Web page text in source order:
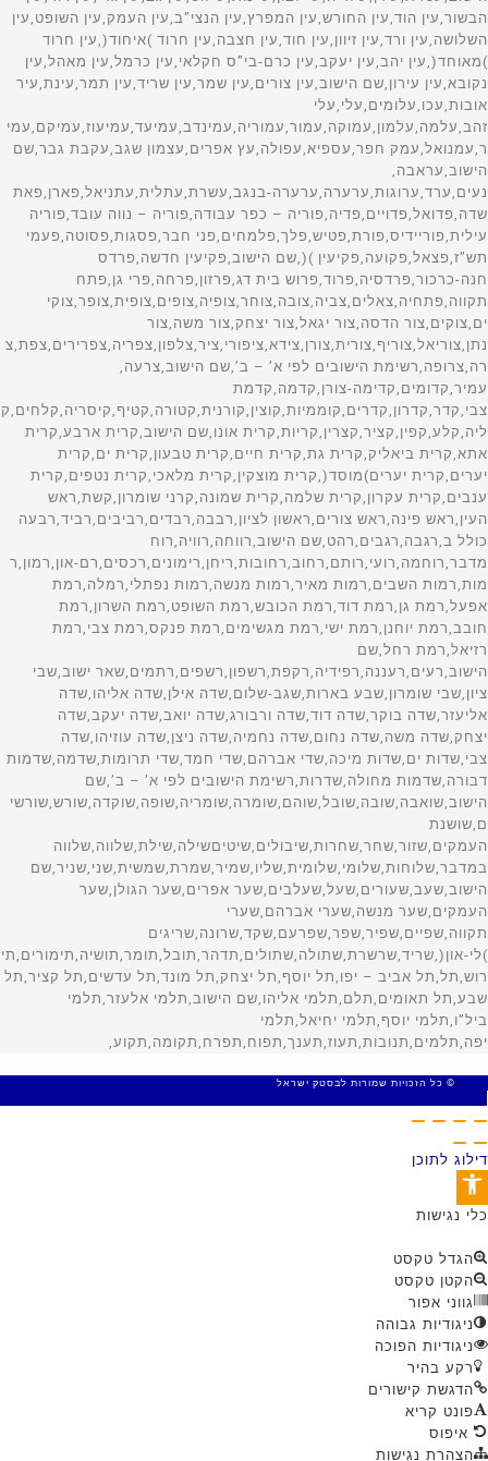
© כל הזכויות שמורות לבסטק ישראל
דילוג לתוכן
פתח סרגל נגישות
כלי נגישות
הגדל טקסט
הקטן טקסט
גווני אפור
ניגודיות גבוהה
ניגודיות הפוכה
רקע בהיר
הדגשת קישורים
פונט קריא
איפוס
הצהרת נגישות